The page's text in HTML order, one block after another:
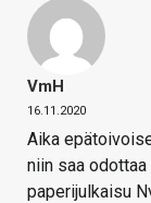
VmH
16.11.2020
Aika
niin saa
paperijulkaisu